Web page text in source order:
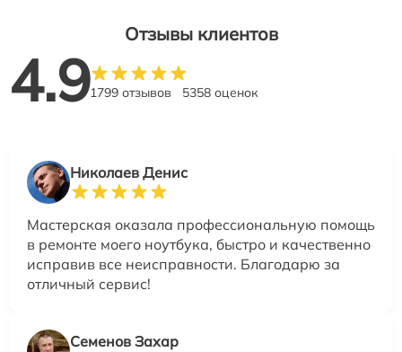
Отзывы клиентов
4.91799 отзывов 5358 оценок
Николаев Денис
Мастерская оказала профессиональную помощь
в ремонте моего ноутбука, быстро и качественно
исправив все неисправности. Благодарю за
отличный сервис!
Семенов Захар